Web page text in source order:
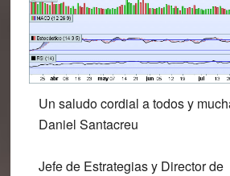
Un saludo cordial a todos y
Daniel Santacreu
Jefe de Estrategias y Director de